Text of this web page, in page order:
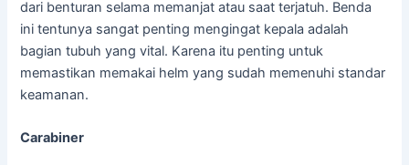
dari benturan selama memanjat atau saat terjatuh. Benda
ini tentunya sangat penting mengingat kepala adalah
bagian tubuh yang vital. Karena itu penting untuk
memastikan memakai helm yang sudah memenuhi standar
keamanan.
Carabiner